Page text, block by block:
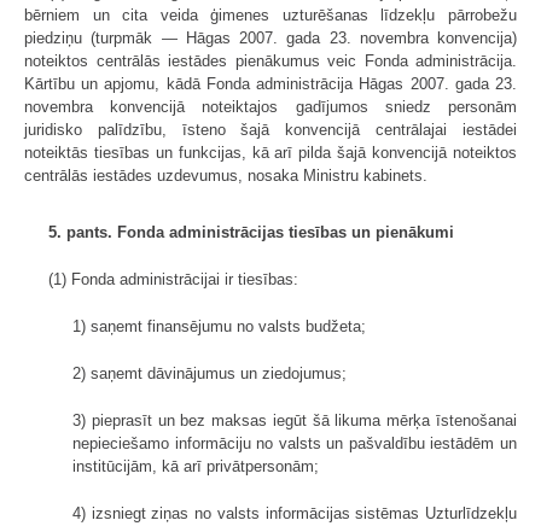
bērniem un cita veida ģimenes uzturēšanas līdzekļu pārrobežu
piedziņu (turpmāk — Hāgas 2007. gada 23. novembra konvencija)
noteiktos centrālās iestādes pienākumus veic Fonda administrācija.
Kārtību un apjomu, kādā Fonda administrācija Hāgas 2007. gada 23.
novembra konvencijā noteiktajos gadījumos sniedz personām
juridisko palīdzību, īsteno šajā konvencijā centrālajai iestādei
noteiktās tiesības un funkcijas, kā arī pilda šajā konvencijā noteiktos
centrālās iestādes uzdevumus, nosaka Ministru kabinets.
5. pants. Fonda administrācijas tiesības un pienākumi
(1) Fonda administrācijai ir tiesības:
1) saņemt finansējumu no valsts budžeta;
2) saņemt dāvinājumus un ziedojumus;
3) pieprasīt un bez maksas iegūt šā likuma mērķa īstenošanai
nepieciešamo informāciju no valsts un pašvaldību iestādēm un
institūcijām, kā arī privātpersonām;
4) izsniegt ziņas no valsts informācijas sistēmas Uzturlīdzekļu